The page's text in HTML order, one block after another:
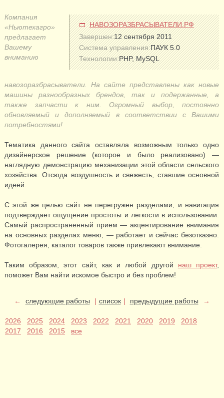
НАВОЗОРАЗБРАСЫВАТЕЛИ.РФ
Завершен:12 сентября 2011
Система управления:ПАУК 5.0
Технологии:PHP, MySQL
Компания
«Ньютехагро»
предлагает
Вашему
вниманию
навозоразбрасыватели. На сайте представлены как новые
машины разнообразных брендов, так и подержанные, а
также запчасти к ним. Огромный выбор, постоянно
обновляемый и дополняемый в соответствии с Вашими
потребностями!
Тематика данного сайта оставляла возможным только одно
дизайнерское решение (которое и было реализовано) —
наглядную демонстрацию механизации этой области сельского
хозяйства. Отсюда воздушность и свежесть, ставшие основной
идеей.
С этой же целью сайт не перегружен разделами, и навигация
подтверждает ощущение простоты и легкости в использовании.
Самый распространенный прием — акцентирование внимания
на основных разделах меню, — работает и сейчас безотказно.
Фотогалерея, каталог товаров также привлекают внимание.
Таким образом, этот сайт, как и любой другой наш проект,
поможет Вам найти искомое быстро и без проблем!
← следующие работы | список | предыдущие работы →
2026 2025 2024 2023 2022 2021 2020 2019
2018
2017
2016 2015 все